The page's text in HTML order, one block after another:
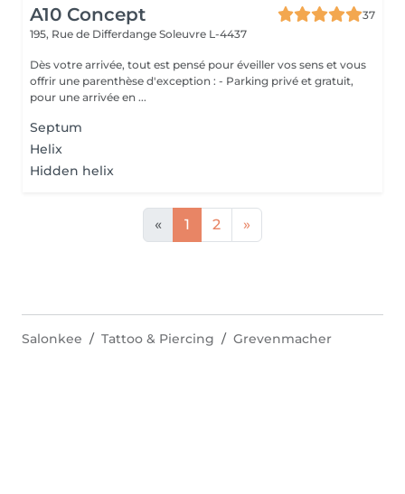
A10 Concept
37
195, Rue de Differdange Soleuvre L-4437
Dès votre arrivée, tout est pensé pour éveiller vos sens et vous
offrir une parenthèse d'exception : - Parking privé et gratuit,
pour une arrivée en ...
Septum
Helix
Hidden helix
« 1 2 »
Salonkee Tattoo & Piercing Grevenmacher